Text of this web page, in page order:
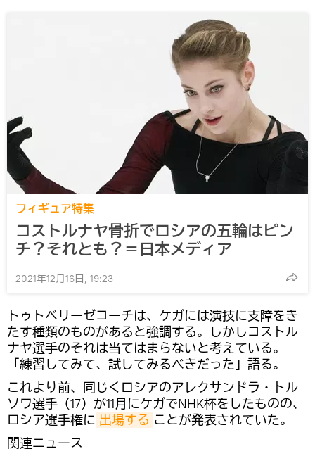
フィギュア特集
コストルナヤ骨折でロシアの五輪はピン
チ？それとも？＝日本メディア
2021年12月16日, 19:23
トゥトベリーゼコーチは、ケガには演技に支障をき
たす種類のものがあると強調する。しかしコストル
ナヤ選手のそれは当てはまらないと考えている。
「練習してみて、試してみるべきだった」語る。
これより前、同じくロシアのアレクサンドラ・トル
ソワ選手（17）が11月にケガでNHK杯をしたものの、
ロシア選手権に 出場する ことが発表されていた。
関連ニュース